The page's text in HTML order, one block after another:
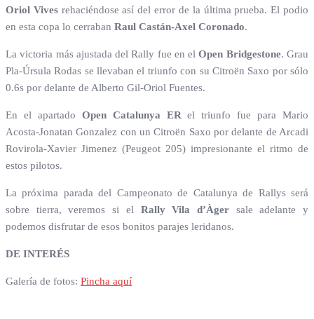
Oriol Vivesrehaciéndose así del error de la última prueba. El podio
en esta copa lo cerraban Raul Castán-Axel Coronado.
La victoria más ajustada del Rally fue en elOpen Bridgestone. Grau
Pla-Úrsula Rodas se llevaban el triunfo con su Citroën Saxo por sólo
0.6s por delante de Alberto Gil-Oriol Fuentes.
En el apartado Open Catalunya ERel triunfo fue para Mario
Acosta-Jonatan Gonzalez con un Citroën Saxo por delante de Arcadi
Rovirola-Xavier Jimenez (Peugeot 205) impresionante el ritmo de
estos pilotos.
La próxima parada del Campeonato de Catalunya de Rallys será
sobre tierra, veremos si el Rally Vila d’Àgersale adelante y
podemos disfrutar de esos bonitos parajes leridanos.
DE INTERÉS
Galería de fotos: Pincha aquí